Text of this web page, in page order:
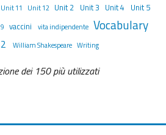
Unit 11 Unit 12 Unit 2 Unit 3 Unit 4 Unit 5
vaccini vita indipendente Vocabulary
William Shakespeare Writing
dei 150 più utilizzati